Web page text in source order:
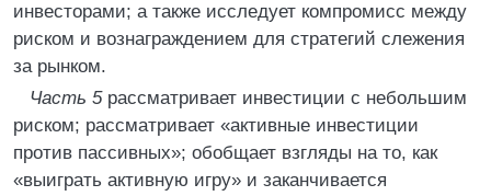
инвесторами; а также исследует компромисс между
риском и вознаграждением для стратегий слежения
за рынком.
Часть 5рассматривает инвестиции с небольшим
риском; рассматривает «активные инвестиции
против пассивных»; обобщает взгляды на то, как
«выиграть активную игру» и заканчивается